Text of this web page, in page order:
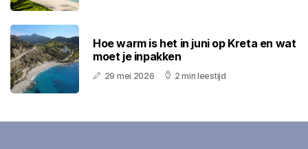
Hoe warm is het in juni op Kreta en wat
moet je inpakken
29 mei 2026 2 min leestijd